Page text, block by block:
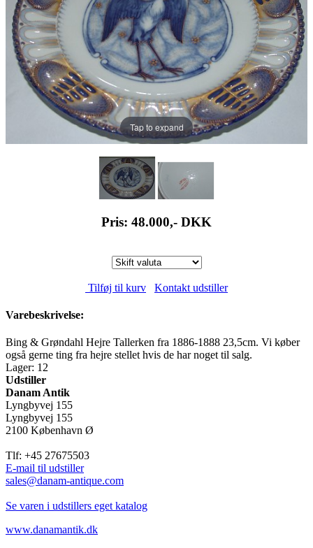
Tap to expand
Pris: 48.000,- DKK
Tilføj til kurv Kontakt udstiller
Varebeskrivelse:
Bing & Grøndahl Hejre Tallerken fra 1886-1888 23,5cm. Vi køber
også gerne ting fra hejre stellet hvis de har noget til salg.
Lager: 12
Udstiller
Danam Antik
Lyngbyvej 155
Lyngbyvej 155
2100 København Ø
Tlf: +45 27675503
E-mail til udstiller
sales@danam-antique.com
Se varen i udstillers eget katalog
www.danamantik.dk